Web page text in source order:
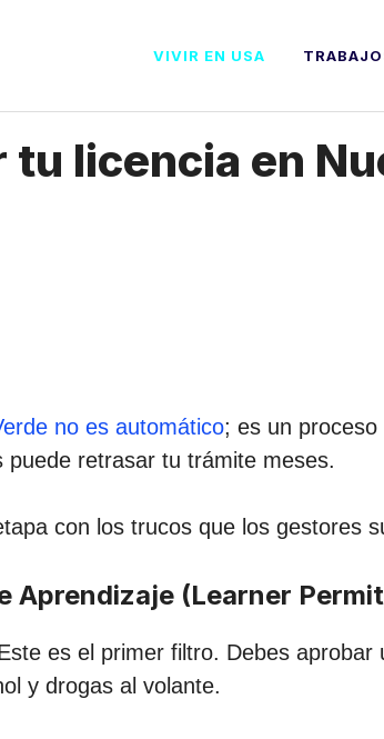
VIVIR EN USA
tu licencia en
no es automático; es un
retrasar tu trámite meses.
con los trucos que los gestores
Aprendizaje (Learner
es el primer filtro. Debes
y drogas al volante.